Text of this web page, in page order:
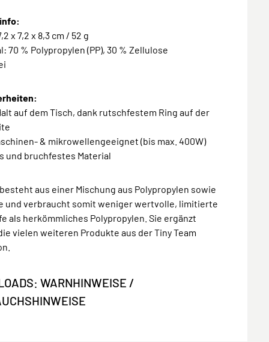
x 7,2 x 8,3 cm / 52 g
70 % Polypropylen (PP), 30 % Zellulose
auf dem Tisch, dank rutschfestem Ring auf der
& mikrowellengeeignet (bis max. 400W)
und bruchfestes Material
aus einer Mischung aus Polypropylen sowie
und verbraucht somit weniger wertvolle, limitierte
als herkömmliches Polypropylen. Sie ergänzt
vielen weiteren Produkte aus der Tiny Team
WARNHINWEISE /